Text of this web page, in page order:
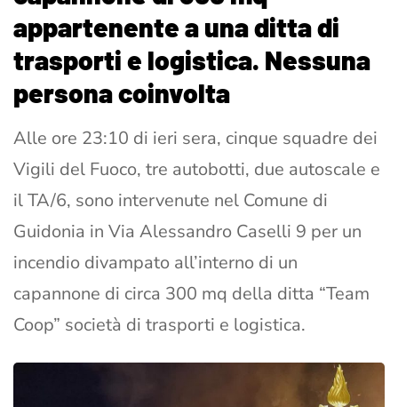
appartenente a una ditta di
trasporti e logistica. Nessuna
persona coinvolta
Alle ore 23:10 di ieri sera, cinque squadre dei
Vigili del Fuoco, tre autobotti, due autoscale e
il TA/6, sono intervenute nel Comune di
Guidonia in Via Alessandro Caselli 9 per un
incendio divampato all’interno di un
capannone di circa 300 mq della ditta “Team
Coop” società di trasporti e logistica.